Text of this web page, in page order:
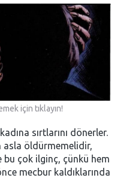
için tıklayın!
sırtlarını dönerler.
asla öldürmemelidir,
çok ilginç, çünkü hem
mecbur kaldıklarında